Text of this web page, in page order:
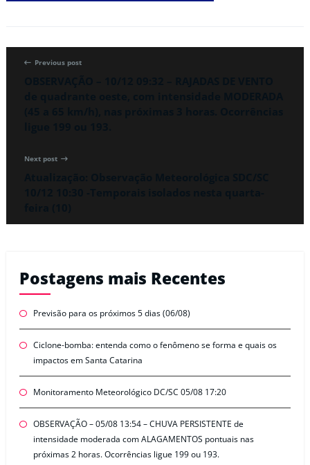
Previous post
Next post
Postagens mais Recentes
Previsão para os próximos 5 dias (06/08)
Ciclone-bomba: entenda como o fenômeno se forma e quais os
impactos em Santa Catarina
Monitoramento Meteorológico DC/SC 05/08 17:20
OBSERVAÇÃO – 05/08 13:54 – CHUVA PERSISTENTE de
intensidade moderada com ALAGAMENTOS pontuais nas
próximas 2 horas. Ocorrências ligue 199 ou 193.